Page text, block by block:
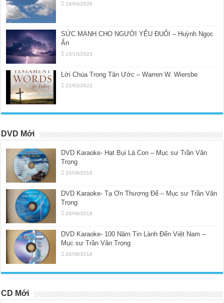
16/04/2026
SỨC MẠNH CHO NGƯỜI YẾU ĐUỐI – Huỳnh Ngọc
Ẩn
15/10/2023
Lời Chúa Trong Tân Ước – Warren W. Wiersbe
22/02/2022
DVD Mới
DVD Karaoke- Hạt Bụi Là Con – Mục sư Trần Văn
Trọng
20/08/2018
DVD Karaoke- Tạ Ơn Thượng Đế – Mục sư Trần Văn
Trọng
20/08/2018
DVD Karaoke- 100 Năm Tin Lành Đến Việt Nam –
Mục sư Trần Văn Trọng
20/08/2018
CD Mới